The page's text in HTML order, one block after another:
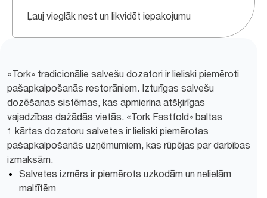
Ļauj vieglāk nest un likvidēt iepakojumu
«Tork» tradicionālie salvešu dozatori ir lieliski piemēroti
pašapkalpošanās restorāniem. Izturīgas salvešu
dozēšanas sistēmas, kas apmierina atšķirīgas
vajadzības dažādās vietās. «Tork Fastfold» baltas
1 kārtas dozatoru salvetes ir lieliski piemērotas
pašapkalpošanās uzņēmumiem, kas rūpējas par darbības
izmaksām.
Salvetes izmērs ir piemērots uzkodām un nelielām
maltītēm